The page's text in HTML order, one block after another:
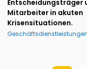
Entscheidungsträger
Mitarbeiter in akuten
Krisensituationen.
Geschäftsdienstleistungen